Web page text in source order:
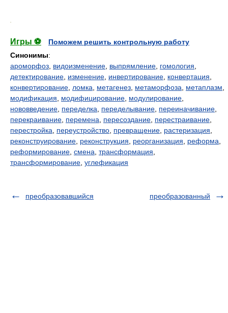
Игры ⚽
Поможем решить контрольную работу
Синонимы:
ароморфоз видоизменение выпрямление гомология
детектирование изменение инвертирование конвертация
конвертирование ломка метагенез метаморфоза метаплазм
модификация
модифицирование модулирование
нововведение переделка переделывание переиначивание
перекраивание перемена пересоздание перестраивание
перестройка
переустройство превращение растеризация
реконструирование реконструкция реорганизация реформа
реформирование смена трансформация
трансформирование углефикация
преобразовавшийся преобразованный